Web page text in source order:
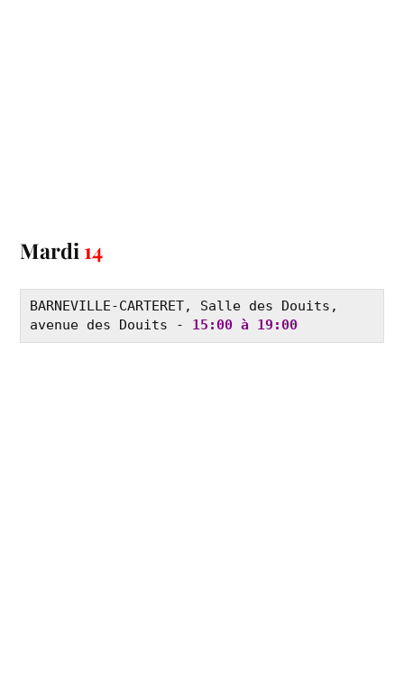
Mardi 14
BARNEVILLE-CARTERET, Salle des Douits,
avenue des Douits - 15:00 à 19:00